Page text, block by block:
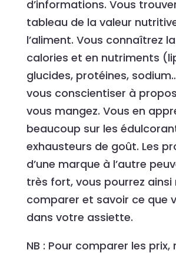
d’informations. Vous
tableau de la valeur
l’aliment. Vous connaîtrez
calories et en nutriments
glucides, protéines,
vous conscientiser à
vous mangez. Vous en
beaucoup sur les
exhausteurs de goût. Les
d’une marque à l’autre
très fort, vous pourrez ainsi
comparer et savoir ce que
dans votre assiette.
NB : Pour comparer les prix,